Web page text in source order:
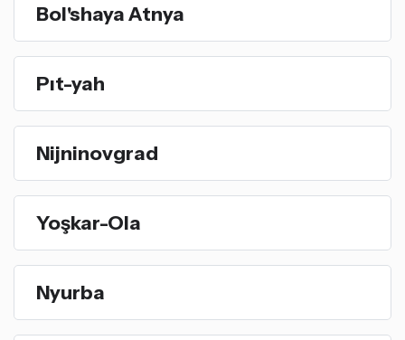
Bol'shaya Atnya
Pıt-yah
Nijninovgrad
Yoşkar-Ola
Nyurba